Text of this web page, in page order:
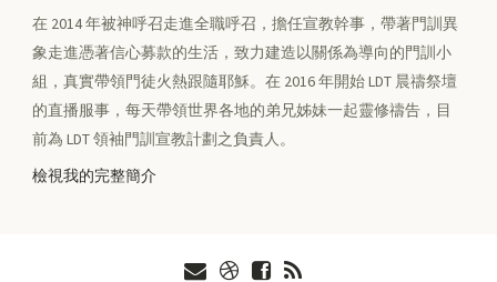
在 2014 年被神呼召走進全職呼召，擔任宣教幹事，帶著門訓異
象走進憑著信心募款的生活，致力建造以關係為導向的門訓小
組，真實帶領門徒火熱跟隨耶穌。在 2016 年開始 LDT 晨禱祭壇
的直播服事，每天帶領世界各地的弟兄姊妹一起靈修禱告，目
前為 LDT 領袖門訓宣教計劃之負責人。
檢視我的完整簡介